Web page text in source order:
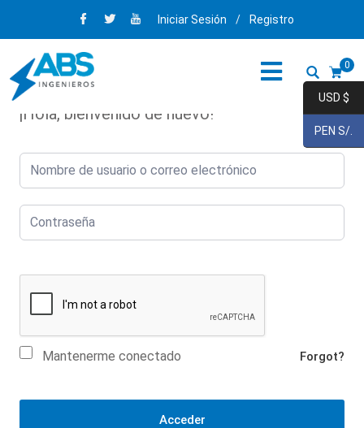
Iniciar Sesión / Registro
0
¡Hola, bienvenido de nuevo!
Mantenerme conectado Forgot?
Acceder
USD $
PEN S/.